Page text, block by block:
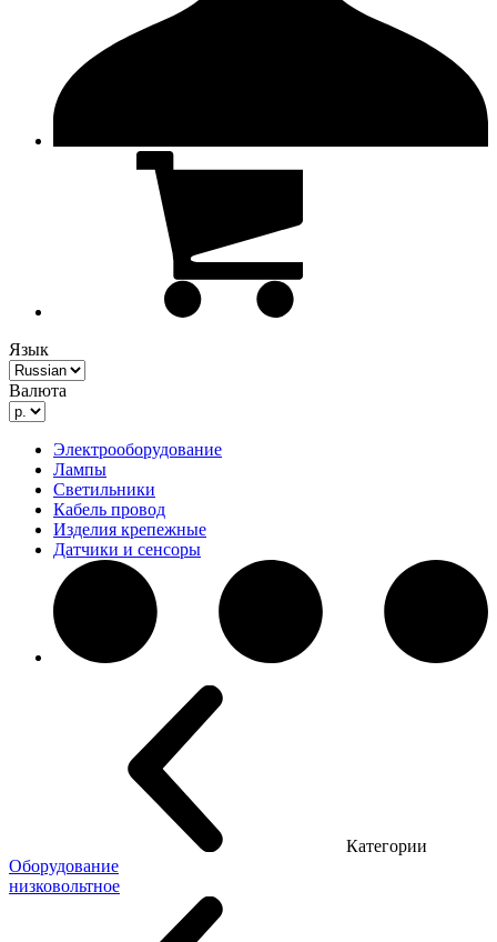
Язык
Валюта
Электрооборудование
Лампы
Светильники
Кабель провод
Изделия крепежные
Датчики и сенсоры
Категории
Оборудование
низковольтное